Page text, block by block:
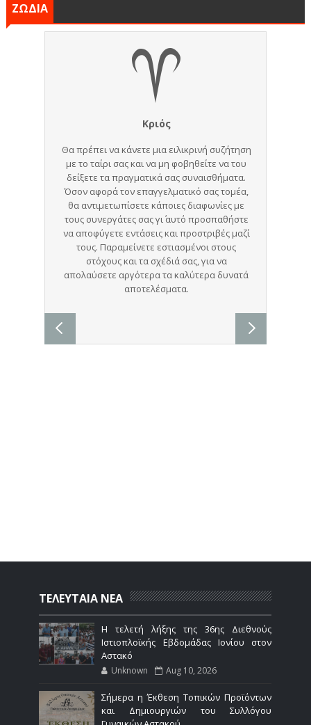
ΖΩΔΙΑ
ΤΕΛΕΥΤΑΙΑ ΝΕΑ
Η τελετή λήξης της 36ης Διεθνούς
Ιστιοπλοϊκής Εβδομάδας Ιονίου στον
Αστακό
Unknown Aug 10, 2026
Σήμερα η Έκθεση Τοπικών Προϊόντων
και Δημιουργιών του Συλλόγου